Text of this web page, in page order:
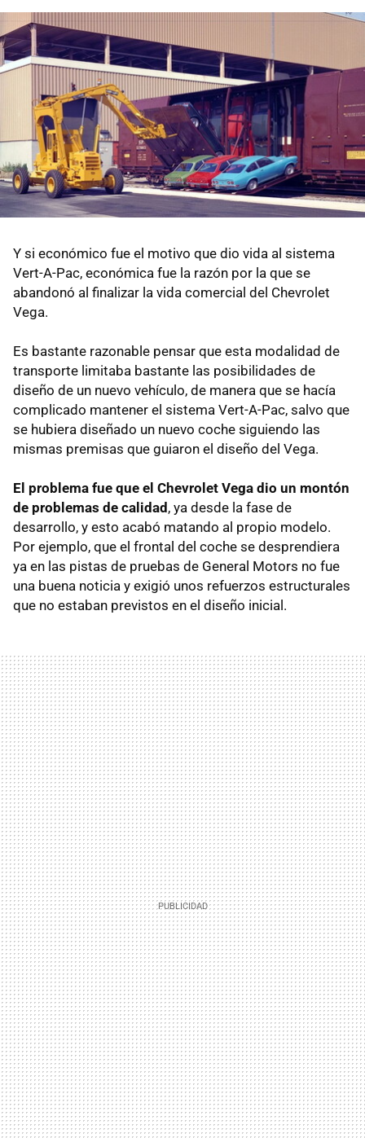
Y si económico fue el motivo que dio vida al sistema
Vert-A-Pac, económica fue la razón por la que se
abandonó al finalizar la vida comercial del Chevrolet
Vega.
Es bastante razonable pensar que esta modalidad de
transporte limitaba bastante las posibilidades de
diseño de un nuevo vehículo, de manera que se hacía
complicado mantener el sistema Vert-A-Pac, salvo que
se hubiera diseñado un nuevo coche siguiendo las
mismas premisas que guiaron el diseño del Vega.
El problema fue que el Chevrolet Vega dio un montón
de problemas de calidad , ya desde la fase de
desarrollo, y esto acabó matando al propio modelo.
Por ejemplo, que el frontal del coche se desprendiera
ya en las pistas de pruebas de General Motors no fue
una buena noticia y exigió unos refuerzos estructurales
que no estaban previstos en el diseño inicial.